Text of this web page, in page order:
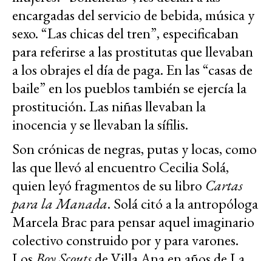
encargadas del servicio de bebida, música y
sexo. “Las chicas del tren”, especificaban
para referirse a las prostitutas que llevaban
a los obrajes el día de paga. En las “casas de
baile” en los pueblos también se ejercía la
prostitución. Las niñas llevaban la
inocencia y se llevaban la sífilis.
Son crónicas de negras, putas y locas, como
las que llevó al encuentro Cecilia Solá,
quien leyó fragmentos de su libro Cartas
para la Manada. Solá citó a la antropóloga
Marcela Brac para pensar aquel imaginario
colectivo construido por y para varones.